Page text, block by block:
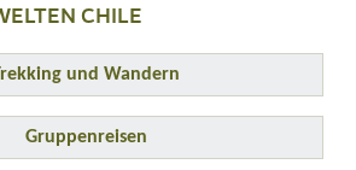
CHILE
und Wandern
Gruppenreisen